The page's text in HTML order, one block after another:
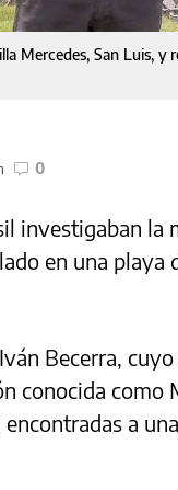
Mercedes, San Luis, y
0
investigaban la
en una playa
Becerra,
conocida
a